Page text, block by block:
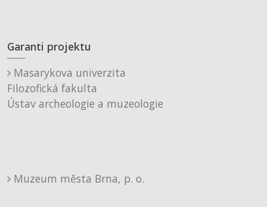
Garanti projektu
Masarykova univerzita
Filozofická fakulta
Ústav archeologie a muzeologie
Muzeum města Brna, p. o.